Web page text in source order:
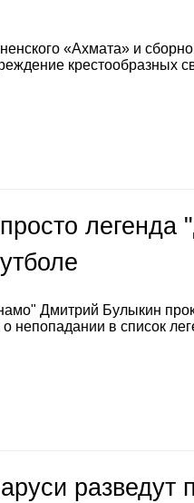
«Ахмата» и
крестообразных
легенда
Дмитрий Булыкин
непопадании в список
разведут